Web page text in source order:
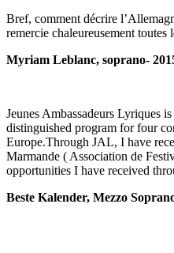
Bref, comment décrire
remercie chaleureusement toutes
Myriam Leblanc, soprano-
Jeunes Ambassadeurs Lyriques
distinguished program for four
Europe.Through JAL, I have
Marmande ( Association de
opportunities I have received
Beste Kalender, Mezzo